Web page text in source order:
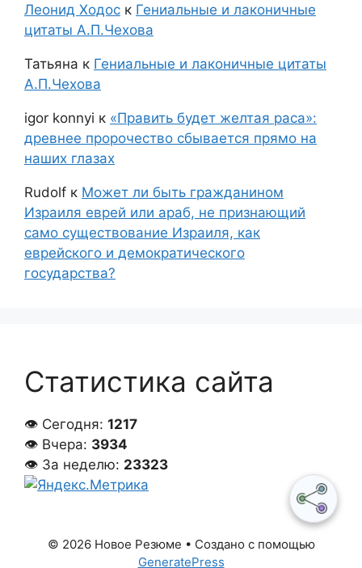
Леонид Ходос к Гениальные и лаконичные
цитаты А.П.Чехова
Татьяна к Гениальные и лаконичные цитаты
А.П.Чехова
igor konnyi к «Править будет желтая раса»:
древнее пророчество сбывается прямо на
наших глазах
Rudolf к Может ли быть гражданином
Израиля еврей или араб, не признающий
само существование Израиля, как
еврейского и демократического
государства?
Статистика сайта
👁 Сегодня: 1217
👁 Вчера: 3934
👁 За неделю: 23323
© 2026 Новое Резюме • Создано с помощью
GeneratePress